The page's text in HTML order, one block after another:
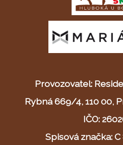
Provozovatel:
Rybná 669/4, 110 00,
IČO:
Spisová značka: